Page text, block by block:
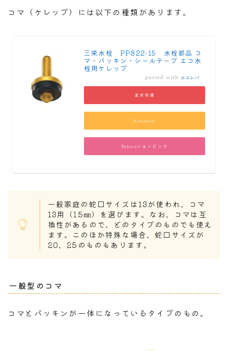
コマ（ケレップ）には以下の種類があります。
三栄水栓 PP822-15 水栓部品 コ
マ・パッキン・シールテープ エコ水
栓用ケレップ
posted with カエレバ
楽天市場
Amazon
Yahooショッピング
一般家庭の蛇口サイズは13が使われ、コマ
13用（15㎜）を選びます。なお、コマは互
換性があるので、どのタイプのものでも使え
ます。このほか特殊な場合、蛇口サイズが
20、25のものもあります。
一般型のコマ
コマとパッキンが一体になっているタイプのもの。